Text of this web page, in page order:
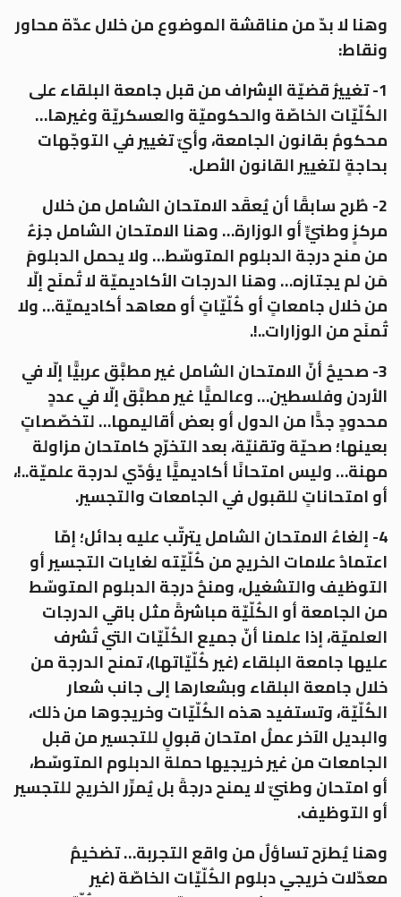
وهنا لا بدّ من مناقشة الموضوع من خلال عدّة محاور
ونقاط:
1- تغييرُ قضيّة الإشراف من قبل جامعة البلقاء على
الكُلّيّات الخاصّة والحكوميّة والعسكريّة وغيرها…
محكومٌ بقانون الجامعة، وأيّ تغيير في التوجّهات
بحاجةٍ لتغيير القانون الأصل.
2- طُرح سابقًا أن يُعقَد الامتحان الشامل من خلال
مركزٍ وطنيٍّ أو الوزارة… وهنا الامتحان الشامل جزءٌ
من منح درجة الدبلوم المتوسّط… ولا يحمل الدبلومَ
مَن لم يجتازه… وهنا الدرجات الأكاديميّة لا تُمنَح إلّا
من خلال جامعاتٍ أو كُلّيّاتٍ أو معاهد أكاديميّة… ولا
تُمنَح من الوزارات..!.
3- صحيحٌ أنّ الامتحان الشامل غير مطبَّق عربيًّا إلّا في
الأردن وفلسطين… وعالميًّا غير مطبَّق إلّا في عددٍ
محدودٍ جدًّا من الدول أو بعض أقاليمها… لتخصّصاتٍ
بعينها؛ صحيّة وتقنيّة، بعد التخرّج كامتحان مزاولة
مهنة… وليس امتحانًا أكاديميًّا يؤدّي لدرجة علميّة..!،
أو امتحاناتٍ للقبول في الجامعات والتجسير.
4- إلغاءُ الامتحان الشامل يترتّب عليه بدائل؛ إمّا
اعتمادُ علامات الخريج من كُلّيّته لغايات التجسير أو
التوظيف والتشغيل، ومنحُ درجة الدبلوم المتوسّط
من الجامعة أو الكُلّيّة مباشرةً مثل باقي الدرجات
العلميّة، إذا علمنا أنّ جميع الكُلّيّات التي تُشرف
عليها جامعة البلقاء (غير كُلّيّاتها)، تمنح الدرجة من
خلال جامعة البلقاء وبشعارها إلى جانب شعار
الكُلّيّة، وتستفيد هذه الكُلّيّات وخريجوها من ذلك،
والبديل الآخر عملُ امتحان قبولٍ للتجسير من قبل
الجامعات من غير خريجيها حملة الدبلوم المتوسّط،
أو امتحان وطنيّ لا يمنح درجةً بل يُمرِّر الخريج للتجسير
أو التوظيف.
وهنا يُطرَح تساؤلٌ من واقع التجربة… تضخيمُ
معدّلات خريجي دبلوم الكُلّيّات الخاصّة (غير